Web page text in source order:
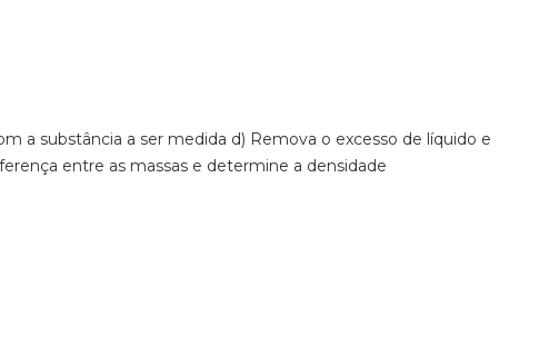
a substância a ser medida d) Remova o excesso de líquido e
entre as massas e determine a densidade